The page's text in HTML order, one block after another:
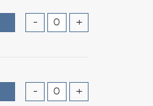
- +
- +